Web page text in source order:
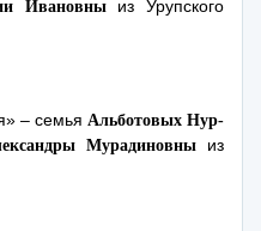
Ивановныиз Урупского
– семья Альботовых Нур-
Мурадиновны из